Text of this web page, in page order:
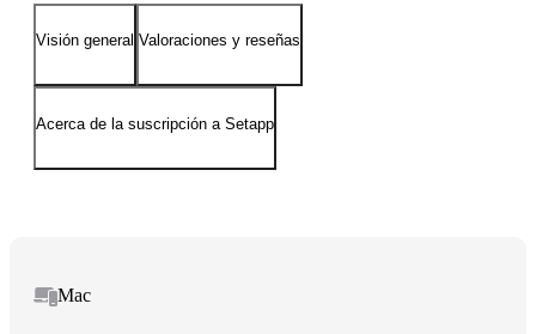
Visión general Valoraciones y reseñas
Acerca de la suscripción a Setapp
Mac